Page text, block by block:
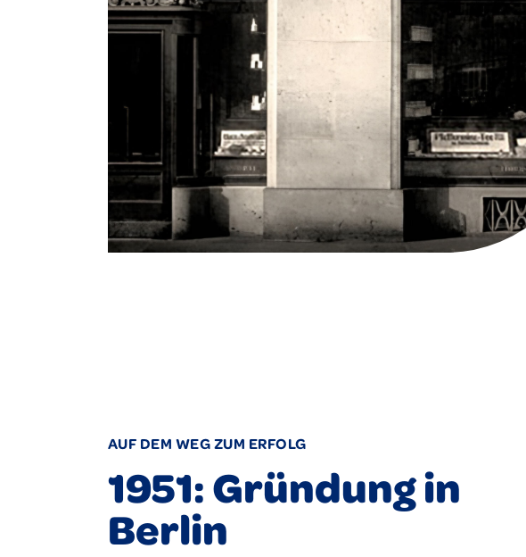
AUF DEM WEG ZUM ERFOLG
1951: Gründung in
Berlin